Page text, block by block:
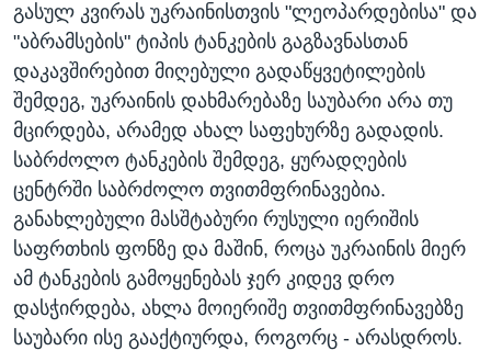
ᲓᲔᲖᲘᲜᲤᲝᲠᲛᲐᲪᲘᲐ
გასულ კვირას უკრაინისთვის "ლეოპარდებისა" და
"აბრამსების" ტიპის ტანკების გაგზავნასთან
დაკავშირებით მიღებული გადაწყვეტილების
შემდეგ, უკრაინის დახმარებაზე საუბარი არა თუ
მცირდება, არამედ ახალ საფეხურზე გადადის.
საბრძოლო ტანკების შემდეგ, ყურადღების
ცენტრში საბრძოლო თვითმფრინავებია.
განახლებული მასშტაბური რუსული იერიშის
საფრთხის ფონზე და მაშინ, როცა უკრაინის მიერ
ამ ტანკების გამოყენებას ჯერ კიდევ დრო
დასჭირდება, ახლა მოიერიშე თვითმფრინავებზე
საუბარი ისე გააქტიურდა, როგორც - არასდროს.